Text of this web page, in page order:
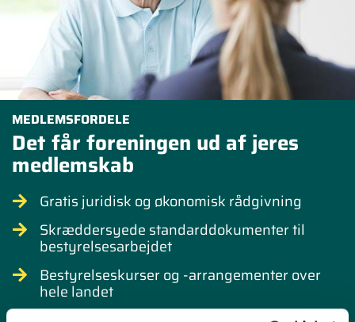
MEDLEMSFORDELE
Det får foreningen ud af jeres
medlemskab
Gratis juridisk og økonomisk rådgivning
Skræddersyede standarddokumenter til
bestyrelsesarbejdet
Bestyrelseskurser og -arrangementer over
hele landet